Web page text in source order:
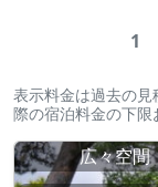
1
表示料金は過去の
際の宿泊料金の下限
広々空間